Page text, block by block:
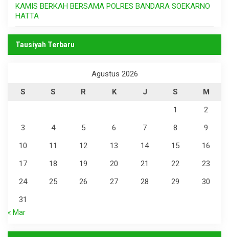
KAMIS BERKAH BERSAMA POLRES BANDARA SOEKARNO
HATTA
Tausiyah Terbaru
Agustus 2026
S
S R K J S
M
1
2
3
4 5 6 7 8
9
10
11 12 13 14 15
16
17
18 19 20 21 22
23
24
25 26 27 28 29
30
31
« Mar